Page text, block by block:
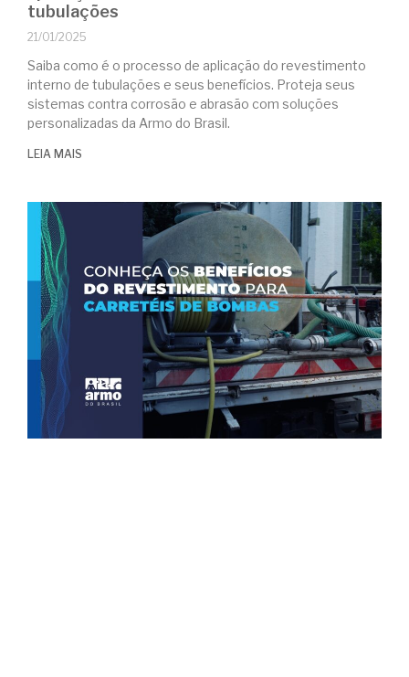
tubulações
21/01/2025
Saiba como é o processo de aplicação do revestimento
interno de tubulações e seus benefícios. Proteja seus
sistemas contra corrosão e abrasão com soluções
personalizadas da Armo do Brasil.
LEIA MAIS